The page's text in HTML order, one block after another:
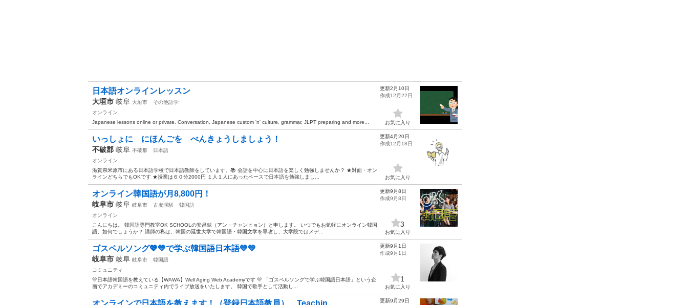
日本語オンラインレッスン
大垣市 岐阜 大垣市
その他語学
オンライン
Japanese lessons online or private. Conversation, Japanese custom 'n' culture, grammar, JLPT preparing and more...
更新2月10日
作成12月22日
お気に入り
いっしょに にほんごを べんきょうしましょう！
不破郡 岐阜 不破郡
日本語
オンライン
滋賀県米原市にある日本語学校で日本語教師をしています。📚 会話を中心に日本語を楽しく勉強しませんか？ ★対面・オン
ラインどちらでもOKです ★授業は６０分2000円 １人１人にあったペースで日本語を勉強しまし...
更新4月20日
作成12月18日
お気に入り
オンライン韓国語が月8,800円！
岐阜市 岐阜 岐阜市 古虎渓駅
韓国語
オンライン
こんにちは。 韓国語専門教室OK SCHOOLの安昌鉉（アン・チャンヒョン）と申します。 いつでもお気軽にオンライン韓国
語、如何でしょうか？ 講師の私は、韓国の延世大学で韓国語・韓国文学を専攻し、大学院ではメデ...
更新9月8日
作成9月8日
3
お気に入り
ゴスペルソング💖💛で学ぶ韓国語日本語💛💛
岐阜市 岐阜 岐阜市
韓国語
コミュニティ
💛日本語韓国語を教えている【WAWA】Well Aging Web Academyです 💛 「ゴスペルソングで学ぶ韓国語日本語」という企
画でアカデミーのコミュニティ内でライブ放送をいたします。 韓国で歌手として活動し...
更新9月1日
作成9月1日
1
お気に入り
オンラインで日本語を教えます！（登録日本語教員） Teachin...
更新9月29日